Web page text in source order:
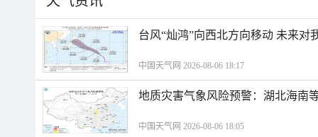
台风“灿鸿”向西北方向移动 未来对
中国天气网 2026-08-06 18:17
地质灾害气象风险预警：湖北海南
中国天气网 2026-08-06 18:05